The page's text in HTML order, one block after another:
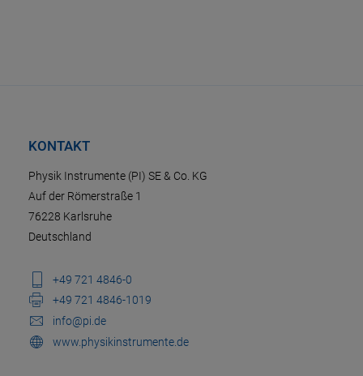
KONTAKT
Physik Instrumente (PI) SE & Co. KG
Auf der Römerstraße 1
76228 Karlsruhe
Deutschland
+49 721 4846-0
+49 721 4846-1019
info@pi.de
www.physikinstrumente.de